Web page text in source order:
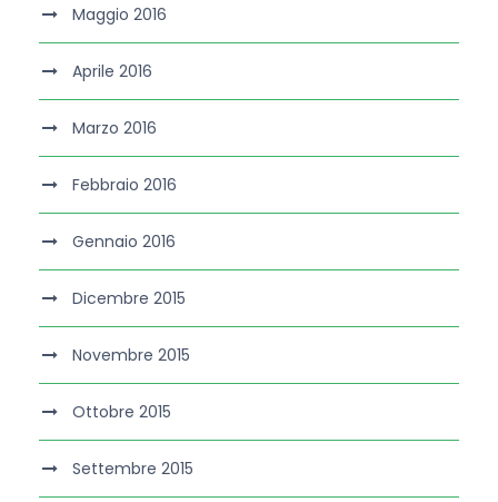
Maggio 2016
Aprile 2016
Marzo 2016
Febbraio 2016
Gennaio 2016
Dicembre 2015
Novembre 2015
Ottobre 2015
Settembre 2015